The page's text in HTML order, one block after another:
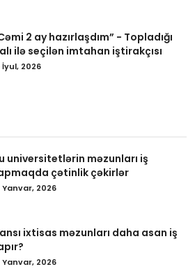
2 ay hazırlaşdım” - Topladığı
ilə seçilən imtahan iştirakçısı
İyul, 2026
universitetlərin məzunları iş
çətinlik çəkirlər
Yanvar, 2026
ixtisas məzunları daha asan iş
Yanvar, 2026